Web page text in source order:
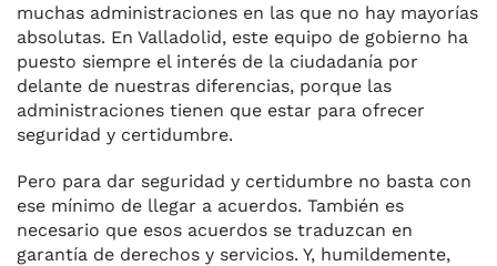
muchas administraciones en las que no hay mayorías
absolutas. En Valladolid, este equipo de gobierno ha
puesto siempre el interés de la ciudadanía por
delante de nuestras diferencias, porque las
administraciones tienen que estar para ofrecer
seguridad y certidumbre.
Pero para dar seguridad y certidumbre no basta con
ese mínimo de llegar a acuerdos. También es
necesario que esos acuerdos se traduzcan en
garantía de derechos y servicios. Y, humildemente,